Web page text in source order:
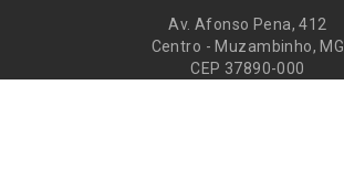
Av. Afonso Pena, 412
Centro - Muzambinho, MG
CEP 37890-000